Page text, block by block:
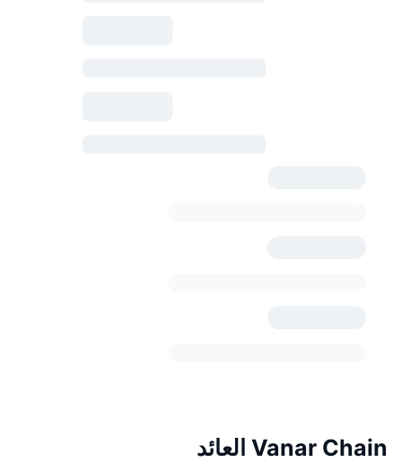
Vanar Chain العائد